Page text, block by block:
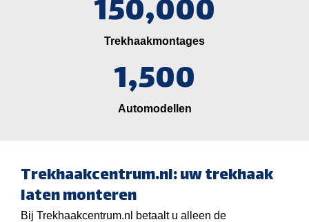
150,000
Trekhaakmontages
1,500
Automodellen
Trekhaakcentrum.nl: uw trekhaak
laten monteren
Bij Trekhaakcentrum.nl betaalt u alleen de